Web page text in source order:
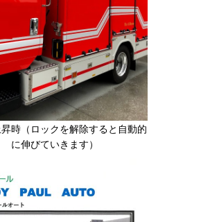
時（ロックを解除すると自動的
に伸びていきます）